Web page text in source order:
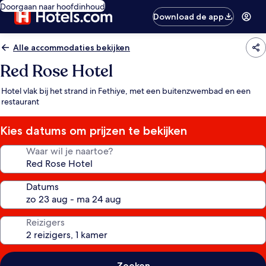
Doorgaan naar hoofdinhoud
Download de app
Alle accommodaties bekijken
Red Rose Hotel
Hotel vlak bij het strand in Fethiye, met een buitenzwembad en een
restaurant
Kies datums om prijzen te bekijken
Waar wil je naartoe?
Datums
Reizigers